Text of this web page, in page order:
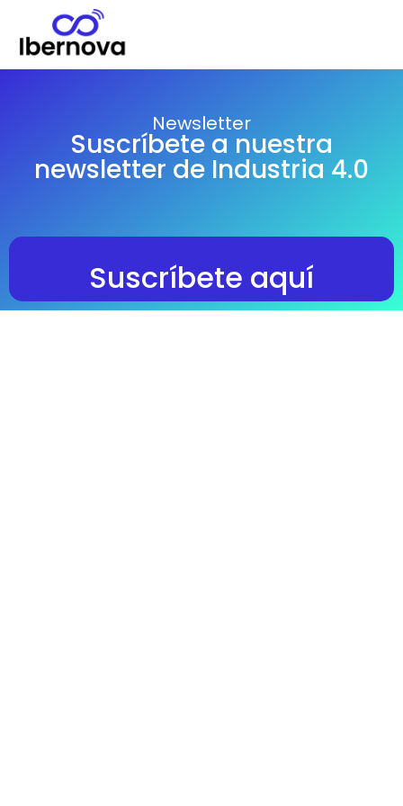
Newsletter
Suscríbete a nuestra
newsletter de Industria 4.0
Suscríbete aquí